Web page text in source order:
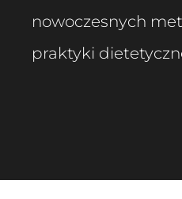
nowoczesnych
praktyki